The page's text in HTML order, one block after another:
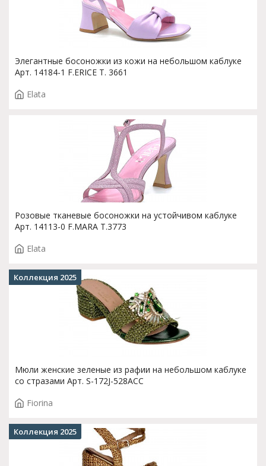
Элегантные босоножки из кожи на небольшом каблуке
Арт. 14184-1 F.ERICE T. 3661
Elata
Розовые тканевые босоножки на устойчивом каблуке
Арт. 14113-0 F.MARA T.3773
Elata
Мюли женские зеленые из рафии на небольшом каблуке
со стразами Арт. S-172J-528ACC
Fiorina
Коллекция 2025
Коллекция 2025